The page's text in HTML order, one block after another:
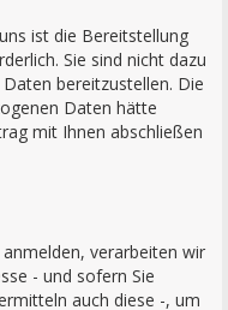
ist die Bereitstellung
Sie sind nicht dazu
bereitzustellen. Die
Daten hätte
mit Ihnen abschließen
verarbeiten wir
- und sofern Sie
auch diese -, um